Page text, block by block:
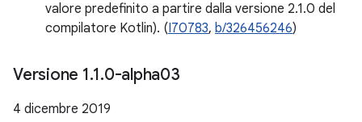
valore predefinito a partire dalla versione 2.1.0 del
compilatore Kotlin). (I70783, b/326456246)
Versione 1.1.0-alpha03
4 dicembre 2019